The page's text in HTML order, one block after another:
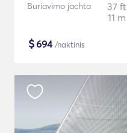
Buriavimo jachta
37 ft
11 m
$694/naktinis